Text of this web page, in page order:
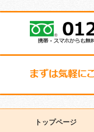
トップページ